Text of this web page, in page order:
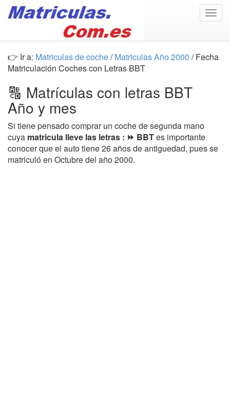
👉 Ir a: Matriculas de coche/Matriculas Año 2000 / Fecha
Matriculación Coches con Letras BBT
🔠 Matrículas con letras BBT
Año y mes
Si tiene pensado comprar un coche de segunda mano
cuya matricula lleve las letras : ⏩ BBTes importante
conocer que el auto tiene 26 años de antiguedad, pues se
matriculó en Octubre del año 2000.